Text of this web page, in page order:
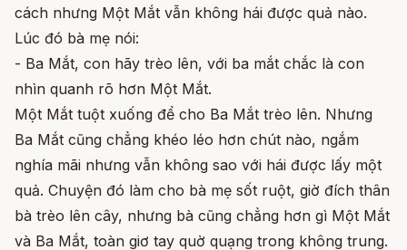
cách nhưng Một Mắt vẫn không hái được quả nào.
Lúc đó bà mẹ nói:
- Ba Mắt, con hãy trèo lên, với ba mắt chắc là con
nhìn quanh rõ hơn Một Mắt.
Một Mắt tuột xuống để cho Ba Mắt trèo lên. Nhưng
Ba Mắt cũng chẳng khéo léo hơn chút nào, ngắm
nghía mãi nhưng vẫn không sao với hái được lấy một
quả. Chuyện đó làm cho bà mẹ sốt ruột, giờ đích thân
bà trèo lên cây, nhưng bà cũng chẳng hơn gì Một Mắt
và Ba Mắt, toàn giơ tay quờ quạng trong không trung.